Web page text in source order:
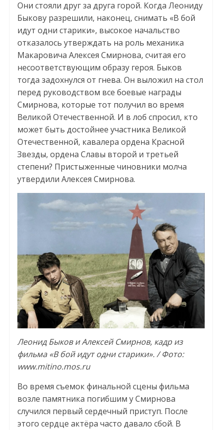
Они стояли друг за друга горой. Когда Леониду
Быкову разрешили, наконец, снимать «В бой
идут одни старики», высокое начальство
отказалось утверждать на роль механика
Макаровича Алексея Смирнова, считая его
несоответствующим образу героя. Быков
тогда задохнулся от гнева. Он выложил на стол
перед руководством все боевые награды
Смирнова, которые тот получил во время
Великой Отечественной. И в лоб спросил, кто
может быть достойнее участника Великой
Отечественной, кавалера ордена Красной
Звезды, ордена Славы второй и третьей
степени? Пристыженные чиновники молча
утвердили Алексея Смирнова.
Леонид Быков и Алексей Смирнов, кадр из
фильма «В бой идут одни старики». / Фото:
www.mitino.mos.ru
Во время съемок финальной сцены фильма
возле памятника погибшим у Смирнова
случился первый сердечный приступ. После
этого сердце актёра часто давало сбой. В